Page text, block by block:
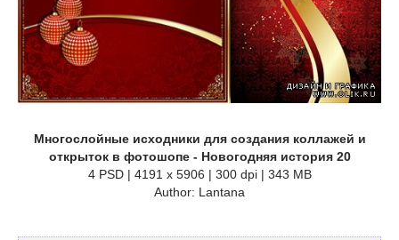
Многослойные исходники для создания коллажей и
открыток в фотошопе - Новогодняя история 20
4 PSD | 4191 x 5906 | 300 dpi | 343 MB
Author: Lantana